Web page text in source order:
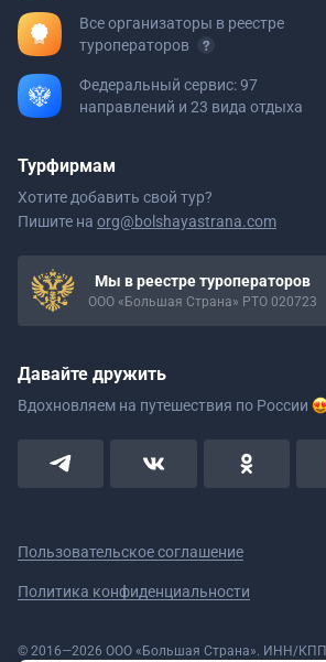
Все организаторы в реестре
туроператоров
Федеральный сервис: 97
направлений и 23 вида отдыха
Турфирмам
Хотите добавить свой тур?
Пишите на org@bolshayastrana.com
Мы в реестре туроператоров
ООО «Большая Страна» РТО 020723
Давайте дружить
Вдохновляем на путешествия по России
Пользовательское соглашение
Политика конфиденциальности
© 2016—2026 ООО «Большая Страна». ИНН/КПП